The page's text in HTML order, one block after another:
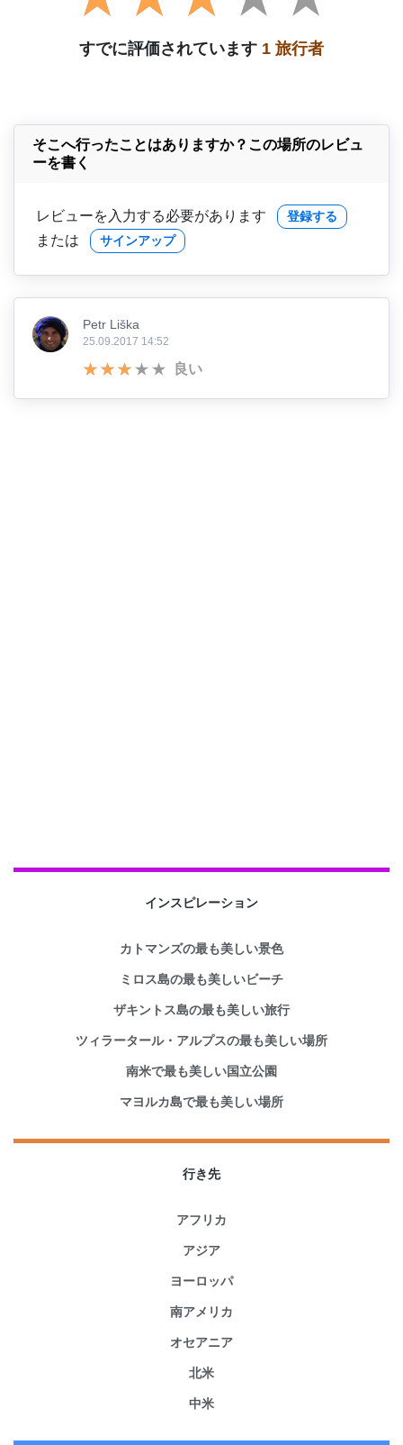
すでに評価されています 1 旅行者
そこへ行ったことはありますか？この場所のレビュ
ーを書く
レビューを入力する必要があります 登録する
または サインアップ
Petr Liška
25.09.2017 14:52
良い
インスピレーション
カトマンズの最も美しい景色
ミロス島の最も美しいビーチ
ザキントス島の最も美しい旅行
ツィラータール・アルプスの最も美しい場所
南米で最も美しい国立公園
マヨルカ島で最も美しい場所
行き先
アフリカ
アジア
ヨーロッパ
南アメリカ
オセアニア
北米
中米